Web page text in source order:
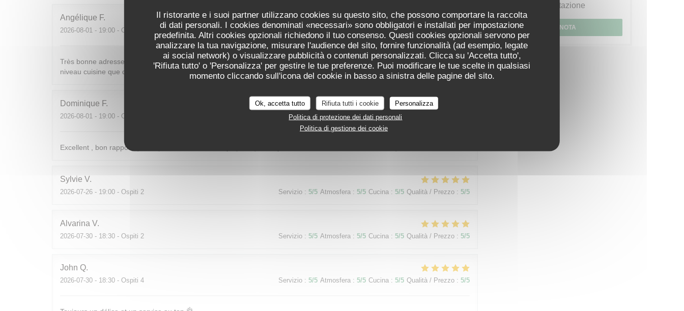
Il ristorante e i suoi partner utilizzano cookies su questo sito, che possono comportare la raccolta
di dati personali. I cookies denominati «necessari» sono obbligatori e installati per impostazione
predefinita. Altri cookies opzionali richiedono il tuo consenso. Questi cookies opzionali servono per
analizzare la tua navigazione, misurare l'audience del sito, fornire funzionalità (ad esempio, legate
ai social network) o visualizzare pubblicità o contenuti personalizzati. Clicca su 'Accetta tutto',
'Rifiuta tutto' o 'Personalizza' per gestire le tue preferenze. Puoi modificare le tue scelte in qualsiasi
momento cliccando sull'icona del cookie in basso a sinistra delle pagine del sito.
Ok, accetta tutto Rifiuta tutti i cookie
Personalizza
Politica di protezione dei dati personali
Politica di gestione dei cookie
Angélique F
2026-08-01 - 19:00 - Ospiti 4 Servizio: 5 /5 Atmosfera 4 /5 Cucina: 5/5 Qualità / Prezzo: 5/5
Très bonne adresse. 1er passage il y a une douzaine d'année. 2 enpassage hier, et toujours aussi bon et très bien! Tant au
niveau cuisine que du service!
Dominique F
2026-08-01 - 19:00 - Ospiti 4 Servizio: 5 /5 Atmosfera : 5 /5 Cucina: 5/5
Excellent , bon rapport qualité prix. Personnel très sympathique . J' y retournerai une 3 ème fois Dominique
Sylvie V
2026-07-26 - 19:00 - Ospiti 2 Servizio : 5/5 Atmosfera : 5/5 Cucina : 5/5 Qualità / Prezzo : 5/5
Alvarina V
2026-07-30 - 18:30 - Ospiti 2 Servizio : 5/5 Atmosfera : 5/5 Cucina : 5/5 Qualità / Prezzo : 5/5
John Q
2026-07-30 - 18:30 - Ospiti 4 Servizio : 5/5 Atmosfera : 5/5 Cucina : 5/5 Qualità / Prezzo : 5/5
Prenotazione
PRENOTA